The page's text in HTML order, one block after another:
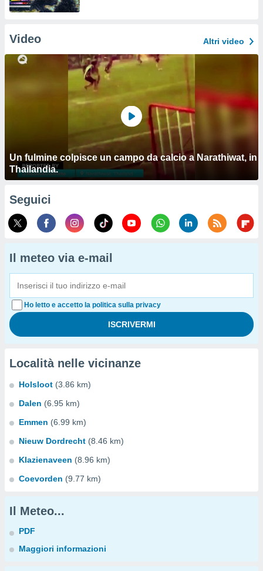
Video Altri video
Un fulmine colpisce un campo da calcio a Narathiwat, in
Thailandia.
Seguici
Il meteo via e-mail
Ho letto e accetto la politica sulla privacy
Località nelle vicinanze
Holsloot (3.86 km)
Dalen (6.95 km)
Emmen (6.99 km)
Nieuw Dordrecht (8.46 km)
Klazienaveen (8.96 km)
Coevorden (9.77 km)
Il Meteo...
PDF
Maggiori informazioni